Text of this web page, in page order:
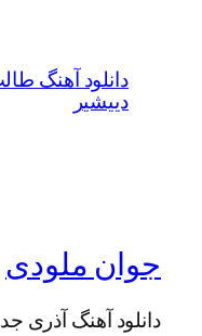
آهنگ طالب طالع بنام
ملودی
آذری جدید
درباره